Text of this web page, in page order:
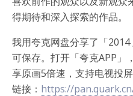
得期待和深入探索的作品。
我用夸克网盘分享了「
可保存。打开「夸克APP」
享原画5倍速，支持电视投屏
链接： https://